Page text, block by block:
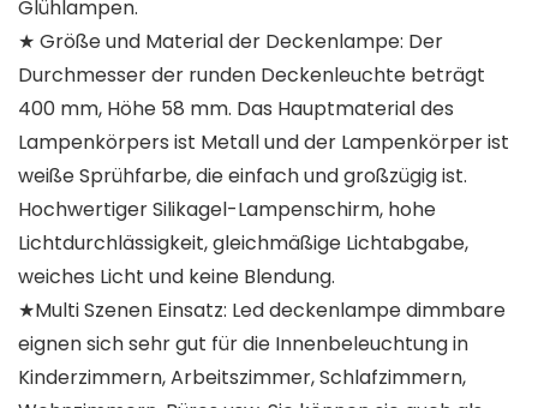
Glühlampen.
★ Größe und Material der Deckenlampe: Der
Durchmesser der runden Deckenleuchte beträgt
400 mm, Höhe 58 mm. Das Hauptmaterial des
Lampenkörpers ist Metall und der Lampenkörper ist
weiße Sprühfarbe, die einfach und großzügig ist.
Hochwertiger Silikagel-Lampenschirm, hohe
Lichtdurchlässigkeit, gleichmäßige Lichtabgabe,
weiches Licht und keine Blendung.
★Multi Szenen Einsatz: Led deckenlampe dimmbare
eignen sich sehr gut für die Innenbeleuchtung in
Kinderzimmern, Arbeitszimmer, Schlafzimmern,